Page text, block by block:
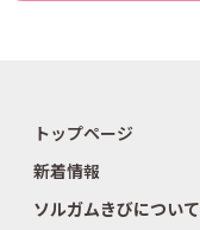
トップページ
新着情報
ソルガムきびについて